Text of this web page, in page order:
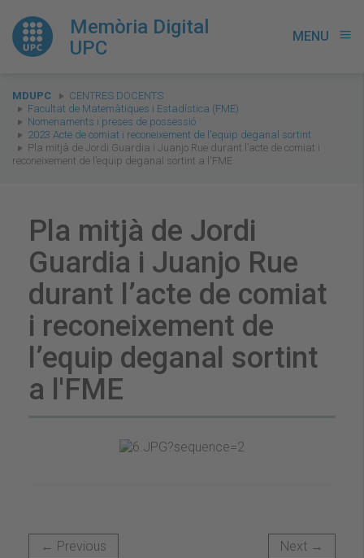
Memòria Digital
UPC
MENU menu
You
are
here:
MDUPC
CENTRES DOCENTS
Facultat de Matemàtiques i Estadística (FME)
Nomenaments i preses de possessió
2023 Acte de comiat i reconeixement de l'equip deganal sortint
Pla mitjà de Jordi Guardia i Juanjo Rue durant l’acte de comiat i
reconeixement de l’equip deganal sortint a l'FME
Pla mitjà de Jordi
Guardia i Juanjo Rue
durant l’acte de comiat
i reconeixement de
l’equip deganal sortint
a l'FME
← Previous Next →